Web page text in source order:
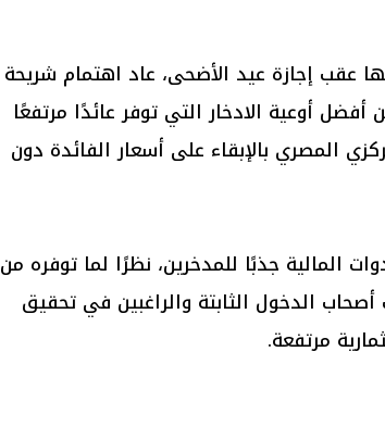
عقب إجازة عيد الأضحى، عاد اهتمام شريحة
أوعية الادخار التي توفر عائدًا مرتفعًا
المصري بالإبقاء على أسعار الفائدة دون
المالية جذبًا للمدخرين، نظرًا لما توفره من
الدخول الثابتة والراغبين في تحقيق
مرتفعة.